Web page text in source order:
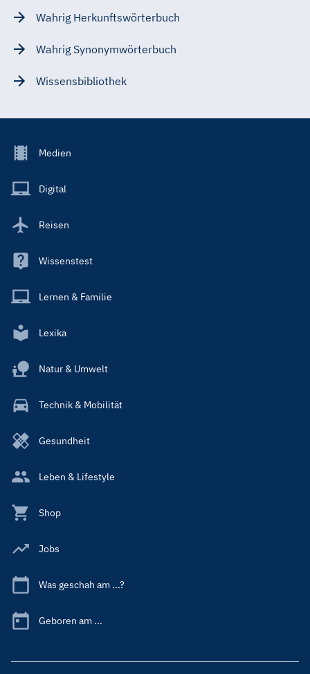
Wahrig Herkunftswörterbuch
Wahrig Synonymwörterbuch
Wissensbibliothek
Footer
Main
Medien
Digital
Reisen
Wissenstest
Lernen & Familie
Lexika
Natur & Umwelt
Technik & Mobilität
Gesundheit
Leben & Lifestyle
Shop
Jobs
Was geschah am ...?
Geboren am ...